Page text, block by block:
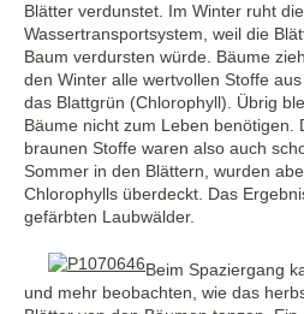
Blätter verdunstet. Im Winter ruht
Wassertransportsystem, weil die
Baum verdursten würde. Bäume
den Winter alle wertvollen Stoffe
das Blattgrün (Chlorophyll). Übrig
Bäume nicht zum Leben benötigen.
braunen Stoffe waren also auch
Sommer in den Blättern, wurden
Chlorophylls überdeckt. Das
gefärbten Laubwälder.
Beim Spaziergang
und mehr beobachten, wie das